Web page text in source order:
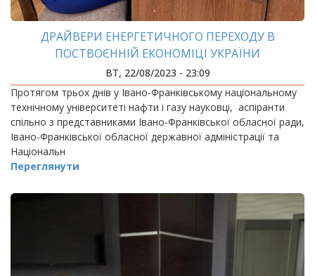
ДРАЙВЕРИ ЕНЕРГЕТИЧНОГО ПЕРЕХОДУ В
ПОСТВОЄННІЙ ЕКОНОМІЦІ УКРАЇНИ
ВТ, 22/08/2023 - 23:09
Протягом трьох днів у Івано-Франківському національному
технічному університеті нафти і газу науковці, аспіранти
спільно з представниками Івано-Франківської обласної ради,
Івано-Франківської обласної державної адміністрації та
Національн
Переглянути